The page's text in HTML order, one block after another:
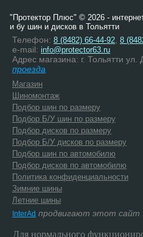
"Протектор Плюс" © 2026 -
и бу шин и дисков в Тольятти
Телефон: 8 (8482) 66-44-92 8
e-mail: info@protector63.ru
Адрес магазина: г. Тольятти ул.
проезда
Магазин
Шиномонтаж
Подбор шин по размеру
Подбор Б/У шин по размеру
Подбор дисков по размеру
Подбор Б/У дисков по размеру
Подбор шин по автомобилю
Подбор дисков по автомобилю
Политика конфиденциальности
Зимние шины
Летние шины
InterAd продвигают этот сайт
Для нормального